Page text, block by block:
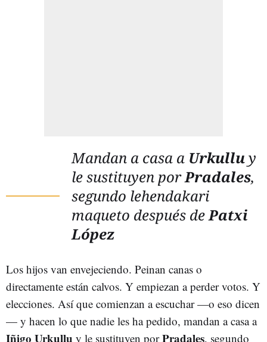
Mandan a casa a Urkulluy
le sustituyen porPradales,
segundo lehendakari
maqueto después dePatxi
López
Los hijos van envejeciendo. Peinan canas o
directamente están calvos. Y empiezan a perder votos. Y
elecciones. Así que comienzan a escuchar—o eso dicen
— y hacen lo que nadie les ha pedido, mandan a casa a
Iñigo Urkullu y le sustituyen porPradales, segundo